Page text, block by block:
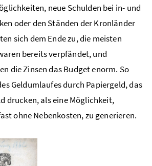
neue Schulden bei in- und
oder den Ständen der Kronländer
sich dem Ende zu, die meisten
bereits verpfändet, und
die Zinsen das Budget enorm. So
Geldumlaufes durch Papiergeld, das
drucken, als eine Möglichkeit,
ohne Nebenkosten, zu generieren.